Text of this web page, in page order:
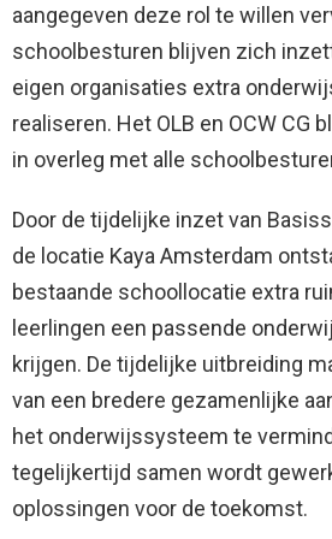
aangegeven deze rol te willen
schoolbesturen blijven zich
eigen organisaties extra
realiseren. Het OLB en OCW CG
in overleg met alle
Door de tijdelijke inzet van
de locatie Kaya Amsterdam
bestaande schoollocatie extra
leerlingen een passende
krijgen. De tijdelijke uitbreiding
van een bredere gezamenlijke
het onderwijssysteem te
tegelijkertijd samen wordt
oplossingen voor de toekomst.